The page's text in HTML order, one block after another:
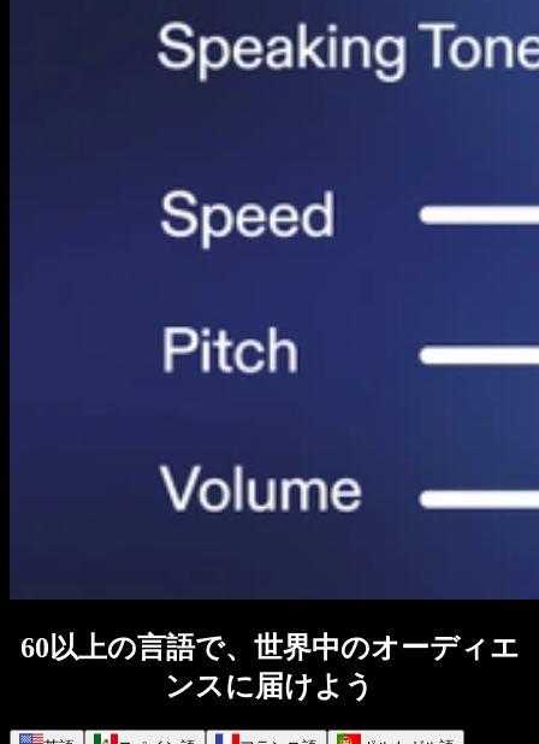
60以上の言語で、世界中のオーディエ
ンスに届けよう